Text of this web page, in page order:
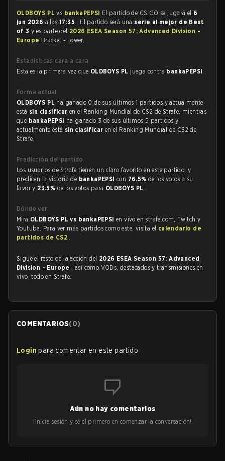
OLDBOYS PLvs bankaPEPSI El partido de CS:GO se jugará el 6
jun 2026 a las17:35 . El partido será una serie al mejor de Best
of 3 y es parte del 2026 ESEA Season 57: Advanced Division -
Europe Bracket - Lower.
Estadísticas cara a cara
Esta es la primera vez que OLDBOYS PL juega contra bankaPEPSI .
Forma actual
OLDBOYS PL ha ganado 0 de sus últimos 1 partidos y actualmente
está sin clasificar en el Ranking Mundial de CS2 de Strafe, mientras
que bankaPEPSI ha ganado 3 de sus últimos 5 partidos y
actualmente está sin clasificar en el Ranking Mundial de CS2 de
Strafe.
Predicción del partido
Los usuarios de Strafe tienen un claro favorito en este partido, y
predicen la victoria de bankaPEPSIcon 76.5%de los votos a su
favor y 23.5% de los votos para OLDBOYS PL .
Dónde ver
Mira OLDBOYS PL vs bankaPEPSI en vivo en strafe.com, Twitch y
Youtube. Para ver más partidos como este, visita el calendario de
partidos de CS2 .
Sigue el resto de la acción del 2026 ESEA Season 57: Advanced
Division - Europe , así como VODs, destacados y transmisiones en
vivo, todo en Strafe.
COMENTARIOS(0)
Login para comentar en este partido
Aún no hay comentarios
¡Inicia sesión y sé el primero en comenzar la conversación!